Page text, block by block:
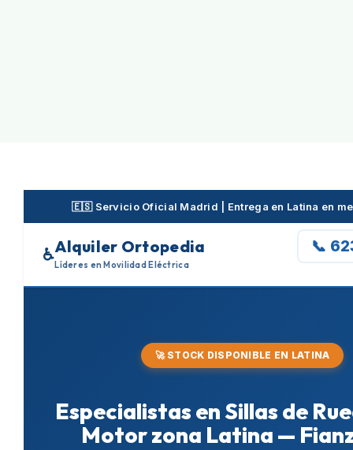
🇪🇸 Servicio Oficial Madrid | Entrega en Latina en
♿Alquiler Ortopedia
Líderes en Movilidad Eléctrica
📞
🚀 STOCK DISPONIBLE EN LATINA
Especialistas en Sillas de
Motor zona Latina —